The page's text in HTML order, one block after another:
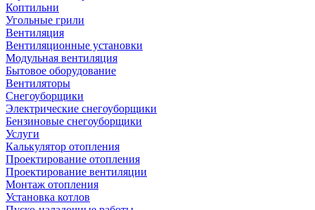
Коптильни
Угольные грили
Вентиляция
Вентиляционные установки
Модульная вентиляция
Бытовое оборудование
Вентиляторы
Снегоуборщики
Электрические снегоуборщики
Бензиновые снегоуборщики
Услуги
Калькулятор отопления
Проектирование отопления
Проектирование вентиляции
Монтаж отопления
Установка котлов